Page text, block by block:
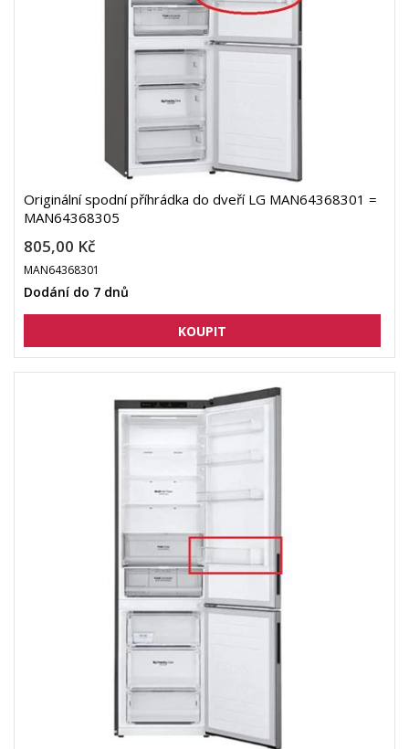
Originální spodní příhrádka do dveří LG MAN64368301 =
MAN64368305
805,00 Kč
MAN64368301
Dodání do 7 dnů